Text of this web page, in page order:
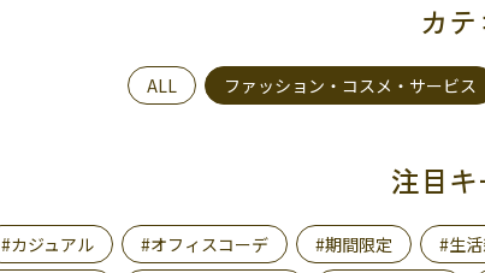
カ
ALL ファッション・コスメ・サービス
注目
#カジュアル #オフィスコーデ #期間限定 #生